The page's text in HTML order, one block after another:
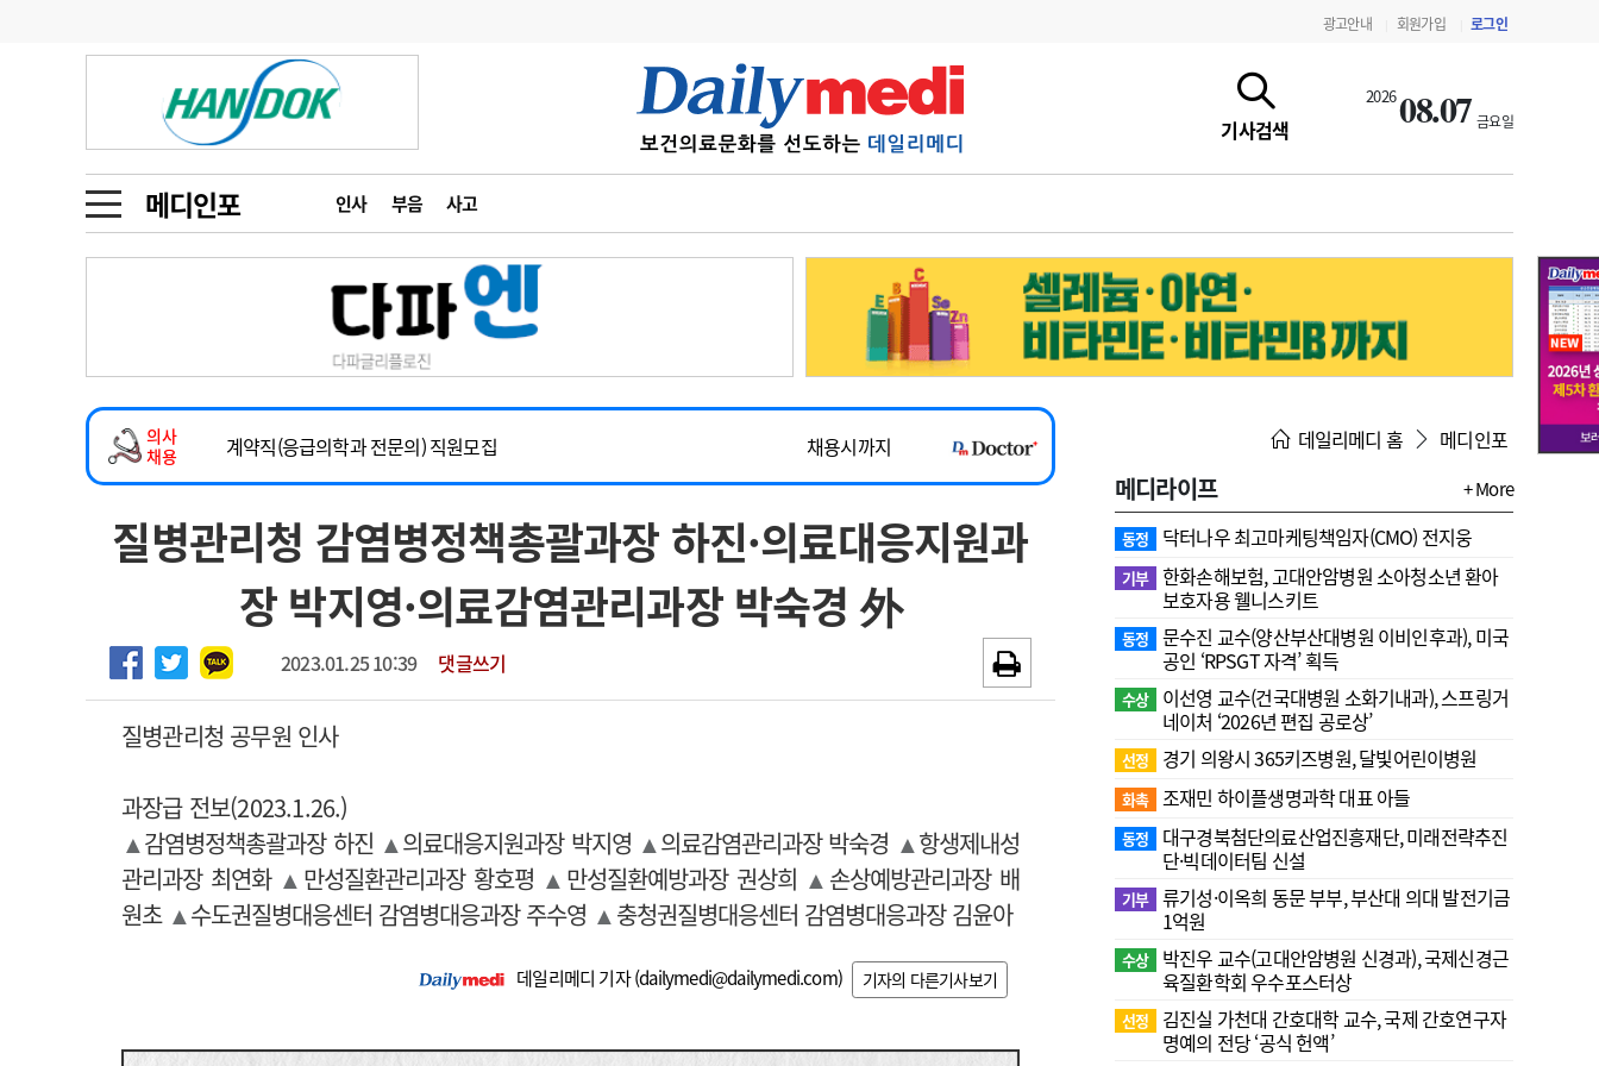
광고안내 회원가입 로그인
기사검색
202608.07 금요일
메디인포 인사 부음 사고
금주의 검색어
1
의사인력 수급 추계
2
성분명 처방
3
AI의료
4
전공의 모집 결과
6
관리급여 실시
지필공 지원책
수련환경 개선
의과대학 입시
인사 사고
오피니언 수첩
인물 피플
동영상뉴스
포토뉴스
메디 Hospital 지역병원 중소병원
인포메이션 행정처분 판례 정책/통계 공시 약제급여 심사 결과
고객센터 회사소개 법적고지 광고안내
의사
채용
2026년 하반기 인턴 모집
~2026-08-31
마취통증의학과 임기제 임상의사 채용
채용시까지
계약직(응급의학과 전문의) 직원모집
채용시까지
하반기 전공의(레지던트1년차) 모집
~2026-08-15
2026년 하반기 인턴 모집
~2026-08-31
마취통증의학과 임기제 임상의사 채용
채용시까지
질병관리청 감염병정책총괄과장 하진·의료대응지원과
장 박지영·의료감염관리과장 박숙경 外
2023.01.25 10:39 댓글쓰기
질병관리청 공무원 인사
과장급 전보(2023.1.26.)
▲감염병정책총괄과장 하진 ▲의료대응지원과장 박지영 ▲의료감염관리과장박숙경 ▲항생제내성
관리과장 최연화 ▲ 만성질환관리과장 황호평 ▲ 만성질환예방과장 권상희 ▲ 손상예방관리과장 배
원초 ▲수도권질병대응센터 감염병대응과장주수영 ▲충청권질병대응센터 감염병대응과장김윤아
데일리메디 기자 (dailymedi@dailymedi.com) 기자의 다른기사보기
데일리메디 홈 메디인포
메디라이프 + More
동정 닥터나우 최고마케팅책임자(CMO) 전지웅
기부 한화손해보험, 고대안암병원 소아청소년 환아
보호자용 웰니스키트
동정
문수진 교수( 양산부산대병원 이비인후과), 미국
공인 ‘RPSGT 자격’ 획득
수상
이선영 교수(건국대병원 소화기내과), 스프링거
네이처 ‘2026년 편집 공로상’
선정 경기 의왕시 365키즈병원, 달빛어린이병원
화촉 조재민 하이플생명과학 대표 아들
동정
대구경북첨단의료산업진흥재단, 미래전략추진
단·빅데이터팀 신설
기부 류기성·이옥희 동문 부부, 부산대 의대 발전기금
1억원
수상
박진우 교수(고대안암병원 신경과), 국제신경근
육질환학회 우수포스터상
선정
김진실 가천대 간호대학 교수, 국제 간호연구자
명예의 전당 ‘공식 헌액’